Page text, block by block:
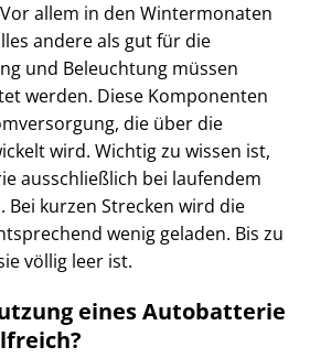
allem in den Wintermonaten
andere als gut für die
und Beleuchtung müssen
werden. Diese Komponenten
die über die
wird. Wichtig zu wissen ist,
ausschließlich bei laufendem
Bei kurzen Strecken wird die
wenig geladen. Bis zu
völlig leer ist.
eines Autobatterie